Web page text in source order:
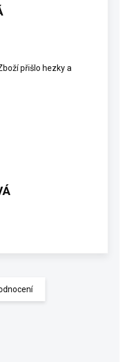
přišlo hezky a